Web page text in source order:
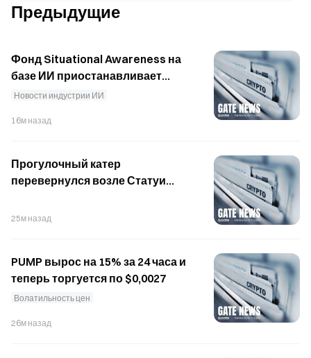
концепцию стратегического плана действий,
направленного на обеспечение безопасности
Предыдущие
Фонд Situational Awareness на
базе ИИ приостанавливает
привлечение нового капитала
Morgan Stanley
Новости индустрии ИИ
16м назад
Прогулочный катер
перевернулся возле Статуи
человека погибли, 12 спасены
25м назад
PUMP вырос на 15% за 24 часа и
теперь торгуется по $0,0027
Волатильность цен
26м назад